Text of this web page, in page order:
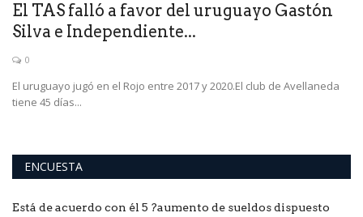
El TAS falló a favor del uruguayo Gastón
Silva e Independiente...
0
El uruguayo jugó en el Rojo entre 2017 y 2020.El club de Avellaneda
tiene 45 días...
ENCUESTA
Está de acuerdo con él 5 ?aumento de sueldos dispuesto